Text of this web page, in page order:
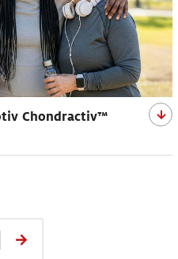
Chondractiv™